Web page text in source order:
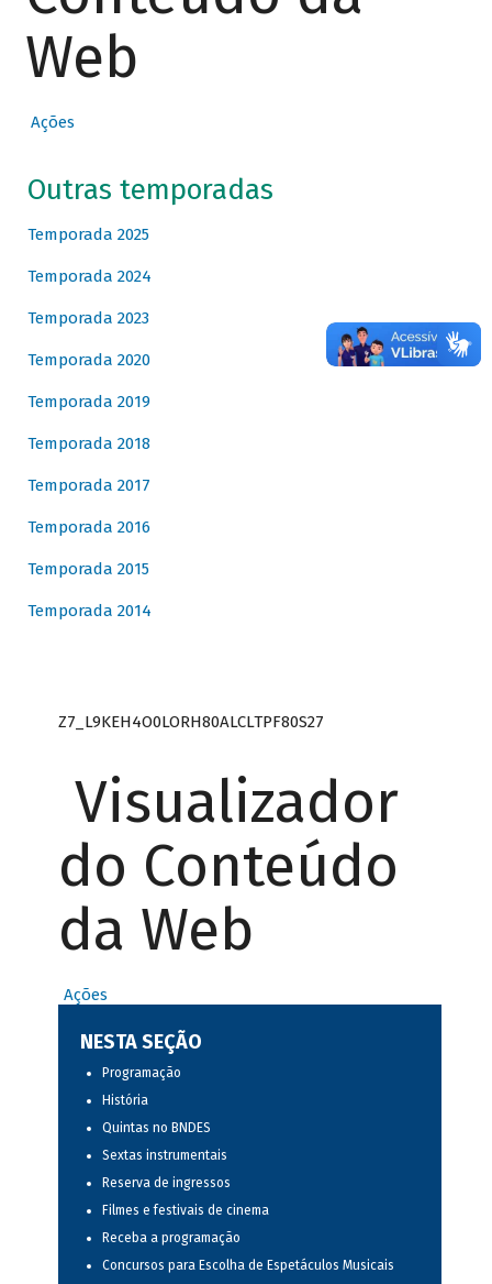
Web
Ações
Outras temporadas
Temporada 2025
Temporada 2024
Temporada 2023
Temporada 2020
Temporada 2019
Temporada 2018
Temporada 2017
Temporada 2016
Temporada 2015
Temporada 2014
Z7_L9KEH4O0LORH80ALCLTPF80S27
Visualizador
do Conteúdo
da Web
Ações
NESTA SEÇÃO
Programação
História
Quintas no BNDES
Sextas instrumentais
Reserva de ingressos
Filmes e festivais de cinema
Receba a programação
Concursos para Escolha de Espetáculos Musicais